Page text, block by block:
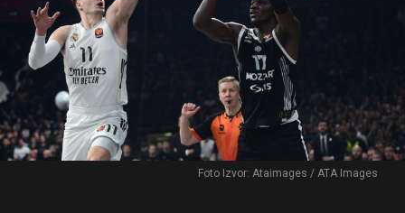
Foto Izvor: Ataimages / ATA Images